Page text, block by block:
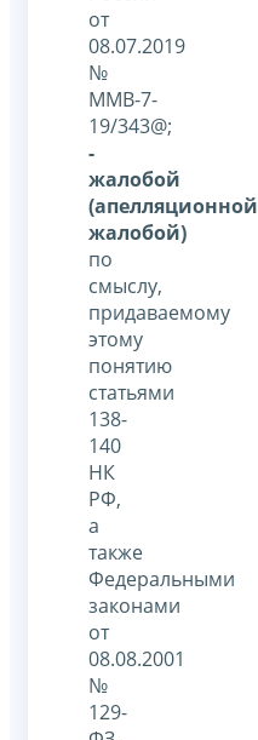
от
08.07.2019
№
ММВ-7-
19/343@;
-
жалобой
(апелляционной
жалобой)
по
смыслу,
придаваемому
этому
понятию
статьями
138-
140
НК
РФ,
а
также
Федеральными
законами
от
08.08.2001
№
129-